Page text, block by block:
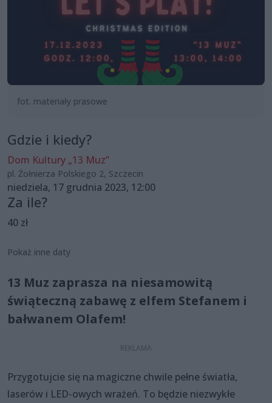
fot. materiały prasowe
Gdzie i kiedy?
Dom Kultury „13 Muz”
pl. Żołnierza Polskiego 2, Szczecin
niedziela, 17 grudnia 2023, 12:00
Za ile?
40 zł
Pokaż inne daty
13 Muz zaprasza na niesamowitą
świąteczną zabawę z elfem Stefanem i
bałwanem Olafem!
Przygotujcie się na magiczne chwile pełne światła,
laserów i LED-owych wrażeń. To będzie niezwykłe